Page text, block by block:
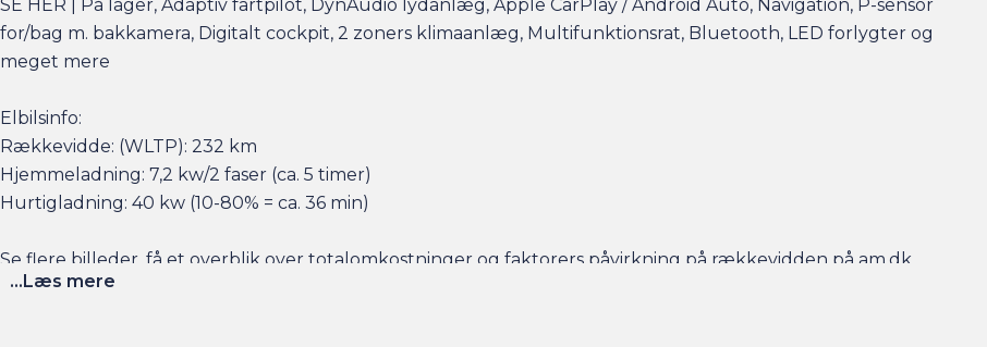
SE HER | På lager, Adaptiv fartpilot, DynAudio lydanlæg, Apple CarPlay / Android Auto, Navigation, P-sensor
for/bag m. bakkamera, Digitalt cockpit, 2 zoners klimaanlæg, Multifunktionsrat, Bluetooth, LED forlygter og
meget mere
Elbilsinfo:
Rækkevidde: (WLTP): 232 km
Hjemmeladning: 7,2 kw/2 faser (ca. 5 timer)
Hurtigladning: 40 kw (10-80% = ca. 36 min)
Se flere billeder, få et overblik over totalomkostninger og faktorers påvirkning på rækkevidden på am.dk
...Læs mere